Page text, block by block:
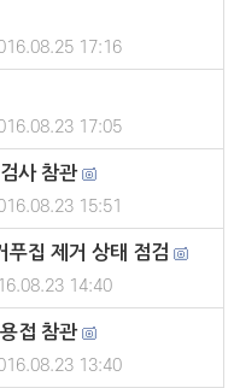
17:16
17:05
사 참관
15:51
푸집 제거 상태 점검
14:40
접 참관
13:40